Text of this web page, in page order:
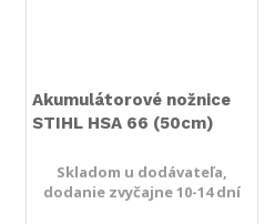
Akumulátorové nožnice
STIHL HSA 66 (50cm)
Skladom u dodávateľa,
dodanie zvyčajne 10-14 dní